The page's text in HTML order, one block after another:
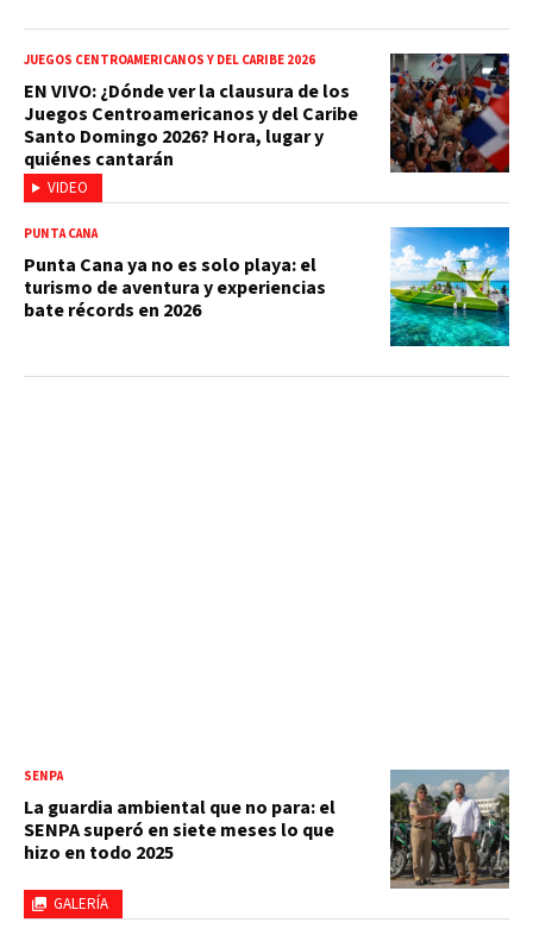
VIDEO
JUEGOS CENTROAMERICANOS Y DEL CARIBE 2026
EN VIVO: ¿Dónde ver la clausura de los
Juegos Centroamericanos y del Caribe
Santo Domingo 2026? Hora, lugar y
quiénes cantarán
PUNTA CANA
Punta Cana ya no es solo playa: el
turismo de aventura y experiencias
bate récords en 2026
GALERÍA
SENPA
La guardia ambiental que no para: el
SENPA superó en siete meses lo que
hizo en todo 2025